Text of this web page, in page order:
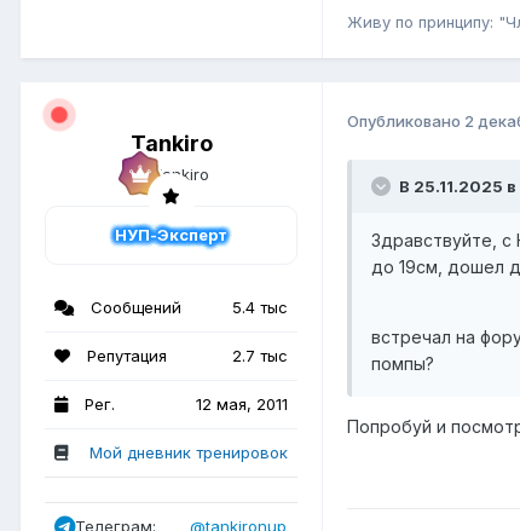
Живу по принципу:
Tankiro
НУП-Эксперт
Сообщений 5.4 тыс
Репутация 2.7 тыс
Рег. 12 мая, 2011
Мой дневник тренировок
Телеграм: @tankironup
Опубликовано 2
В 25.11.2025
Здравствуйте, с
до 19см, дошел
встречал на
помпы?
Попробуй и